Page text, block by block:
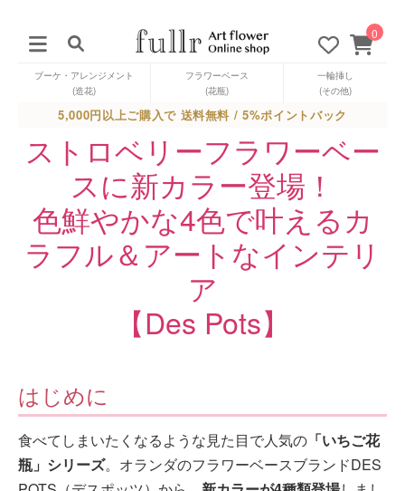
0
ブーケ・アレンジメント
(造花)
フラワーベース
(花瓶)
一輪挿し
(その他)
5,000円以上ご購入で 送料無料 / 5%ポイントバック
ストロベリーフラワーベー
スに新カラー登場！
色鮮やかな4色で叶えるカ
ラフル＆アートなインテリ
ア
【Des Pots】
はじめに
食べてしまいたくなるような見た目で人気の 「いちご花
瓶」シリーズ。オランダのフラワーベースブランドDES